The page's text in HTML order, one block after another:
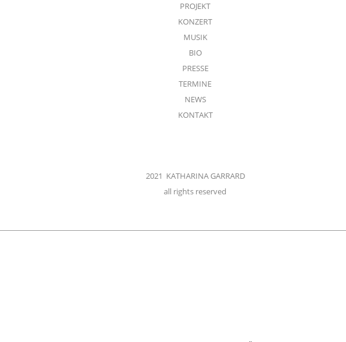
PROJEKT
KONZERT
MUSIK
BIO
PRESSE
TERMINE
NEWS
KONTAKT
2021 KATHARINA GARRARD
all rights reserved